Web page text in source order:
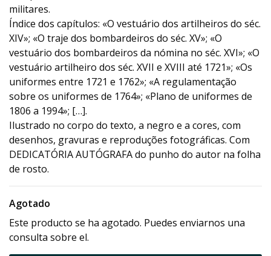
militares.
Índice dos capítulos: «O vestuário dos artilheiros do séc.
XIV»; «O traje dos bombardeiros do séc. XV»; «O
vestuário dos bombardeiros da nómina no séc. XVI»; «O
vestuário artilheiro dos séc. XVII e XVIII até 1721»; «Os
uniformes entre 1721 e 1762»; «A regulamentação
sobre os uniformes de 1764»; «Plano de uniformes de
1806 a 1994»; […].
Ilustrado no corpo do texto, a negro e a cores, com
desenhos, gravuras e reproduções fotográficas. Com
DEDICATÓRIA AUTÓGRAFA do punho do autor na folha
de rosto.
Agotado
Este producto se ha agotado. Puedes enviarnos una
consulta sobre el.